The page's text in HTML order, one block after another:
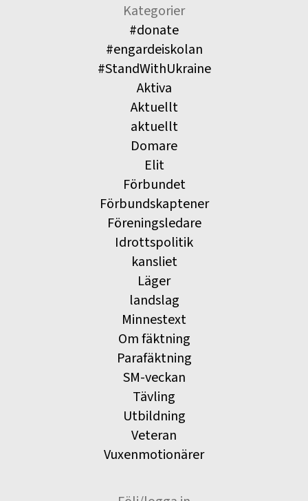
Kategorier
#donate
#engardeiskolan
#StandWithUkraine
Aktiva
Aktuellt
aktuellt
Domare
Elit
Förbundet
Förbundskaptener
Föreningsledare
Idrottspolitik
kansliet
Läger
landslag
Minnestext
Om fäktning
Parafäktning
SM-veckan
Tävling
Utbildning
Veteran
Vuxenmotionärer